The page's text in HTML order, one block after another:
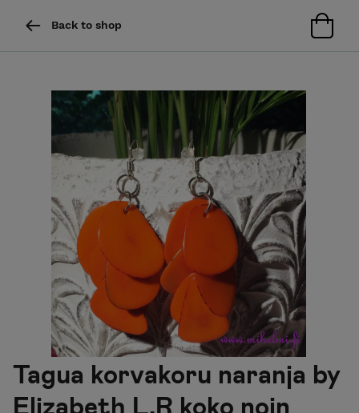
Back to shop
Tagua korvakoru naranja by
Elizabeth L.R koko noin